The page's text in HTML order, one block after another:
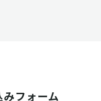
フォーム